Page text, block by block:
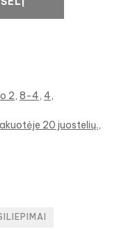
2 8-4 4
20 juostelių.